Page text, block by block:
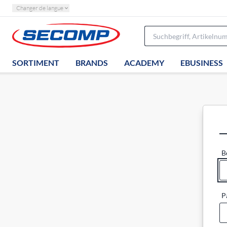
Changer de langue
SORTIMENT BRANDS ACADEMY EBUSINESS